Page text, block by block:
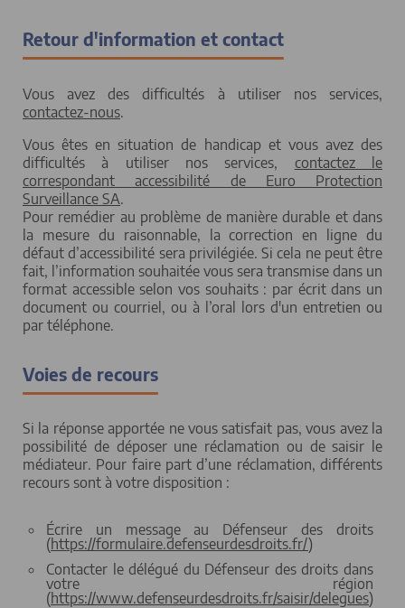
Retour d'information et contact
Vous avez des difficultés à utiliser nos services,
contactez-nous.
Vous êtes en situation de handicap et vous avez des
difficultés à utiliser nos services, contactez le
correspondant accessibilité de Euro Protection
Surveillance SA.
Pour remédier au problème de manière durable et dans
la mesure du raisonnable, la correction en ligne du
défaut d’accessibilité sera privilégiée. Si cela ne peut être
fait, l’information souhaitée vous sera transmise dans un
format accessible selon vos souhaits : par écrit dans un
document ou courriel, ou à l’oral lors d'un entretien ou
par téléphone.
Voies de recours
Si la réponse apportée ne vous satisfait pas, vous avez la
possibilité de déposer une réclamation ou de saisir le
médiateur. Pour faire part d’une réclamation, différents
recours sont à votre disposition :
Écrire un message au Défenseur des droits
(https://formulaire.defenseurdesdroits.fr/)
Contacter le délégué du Défenseur des droits dans
votre région
(https://www.defenseurdesdroits.fr/saisir/delegues)